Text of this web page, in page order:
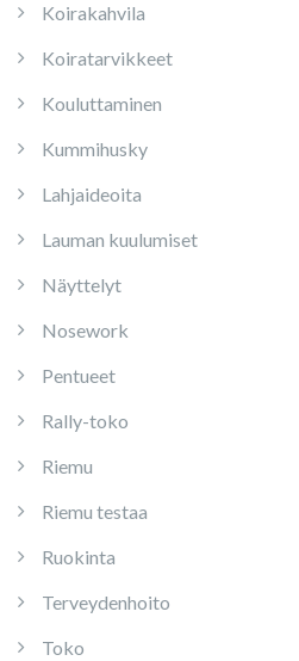
Koirakahvila
Koiratarvikkeet
Kouluttaminen
Kummihusky
Lahjaideoita
Lauman kuulumiset
Näyttelyt
Nosework
Pentueet
Rally-toko
Riemu
Riemu testaa
Ruokinta
Terveydenhoito
Toko